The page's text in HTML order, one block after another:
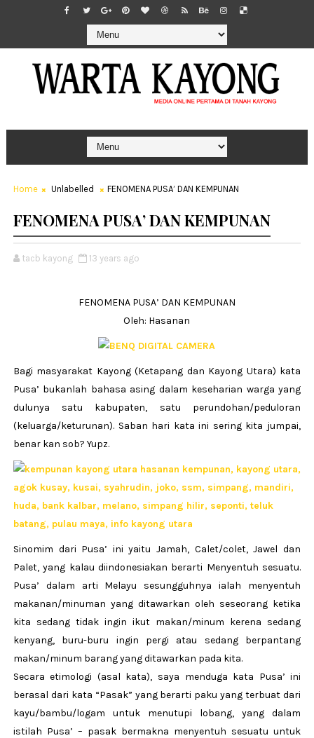
Home Unlabelled FENOMENA PUSA’ DAN KEMPUNAN
FENOMENA PUSA’ DAN KEMPUNAN
tacb kayong 13 years ago
FENOMENA PUSA’ DAN KEMPUNAN
Oleh: Hasanan
Bagi masyarakat Kayong (Ketapang dan Kayong Utara) kata
Pusa’ bukanlah bahasa asing dalam keseharian warga yang
dulunya satu kabupaten, satu perundohan/peduloran
(keluarga/keturunan). Saban hari kata ini sering kita jumpai,
benar kan sob? Yupz.
Sinomim dari Pusa’ ini yaitu Jamah, Calet/colet, Jawel dan
Palet, yang kalau diindonesiakan berarti Menyentuh sesuatu.
Pusa’ dalam arti Melayu sesungguhnya ialah menyentuh
makanan/minuman yang ditawarkan oleh seseorang ketika
kita sedang tidak ingin ikut makan/minum kerena sedang
kenyang, buru-buru ingin pergi atau sedang berpantang
makan/minum barang yang ditawarkan pada kita.
Secara etimologi (asal kata), saya menduga kata Pusa’ ini
berasal dari kata “Pasak” yang berarti paku yang terbuat dari
kayu/bambu/logam untuk menutupi lobang, yang dalam
istilah Pusa’ – pasak bermakna menyentuh sesuatu untuk